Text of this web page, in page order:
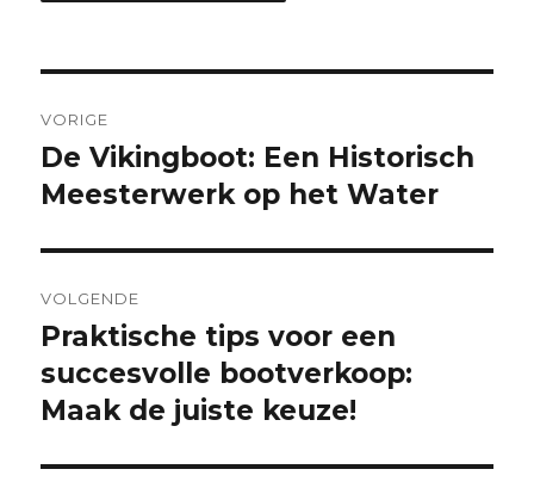
VORIGE
Vorige
bericht:
De Vikingboot: Een Historisch
Meesterwerk op het Water
VOLGENDE
Volgende
bericht:
Praktische tips voor een
succesvolle bootverkoop:
Maak de juiste keuze!